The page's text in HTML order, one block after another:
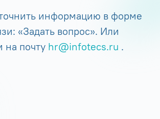
информацию в форме
«Задать вопрос». Или
на почту hr@infotecs.ru .